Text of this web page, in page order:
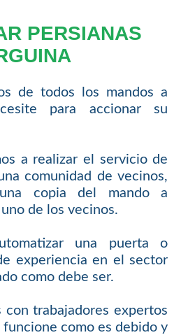
PERSIANAS
de todos los mandos a
para accionar su
a realizar el servicio de
comunidad de vecinos,
copia del mando a
de los vecinos.
una puerta o
experiencia en el sector
como debe ser.
con trabajadores expertos
como es debido y